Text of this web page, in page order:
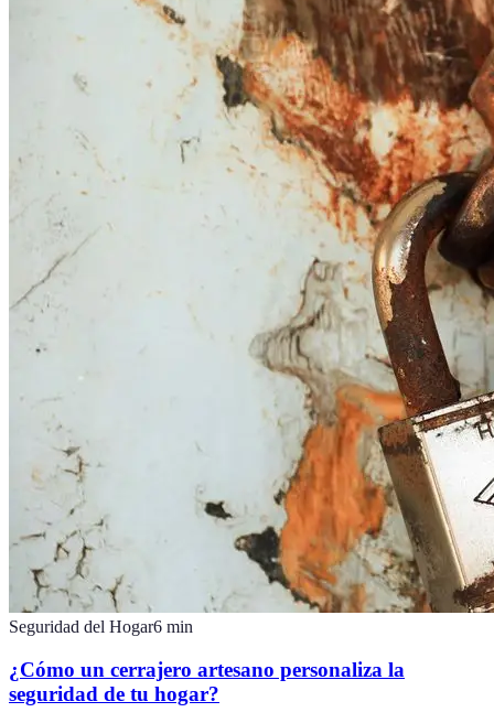
Seguridad del Hogar6 min
¿Cómo un cerrajero artesano personaliza la
seguridad de tu hogar?